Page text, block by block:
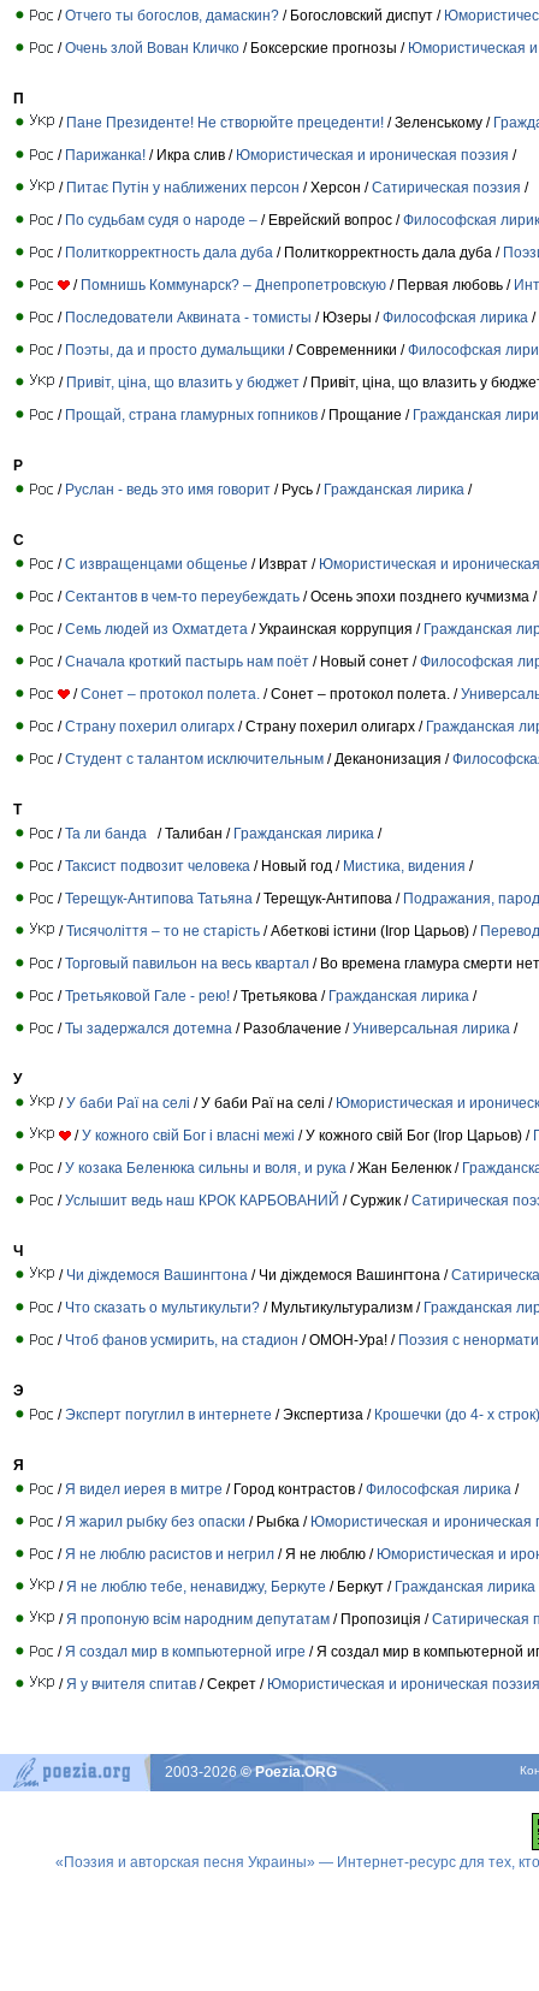
/Отчего ты богослов, дамаскин? / Богословский диспут /
/Очень злой Вован Кличко / Боксерские прогнозы / Юмористическая
П
/ Пане Президенте! Не створюйте прецеденти! / Зеленському /
/ Парижанка! / Икра слив / Юмористическая и ироническая поэзия /
/ Питає Путін у наближених персон / Херсон /Сатирическая поэзия /
/ По судьбам судя о народе – / Еврейский вопрос /Философская
/ Политкорректность дала дуба / Политкорректность дала дуба /
/ Помнишь Коммунарск? – Днепропетровскую / Первая любовь /
/ Последователи Аквината - томисты / Юзеры /Философская лирика /
/ Поэты, да и просто думальщики / Современники /Философская
/ Привіт, ціна, що влазить у бюджет / Привіт, ціна, що влазить у
/ Прощай, страна гламурных гопников / Прощание / Гражданская
Р
/ Руслан - ведь это имя говорит / Русь / Гражданская лирика /
С
/С извращенцами общенье / Изврат / Юмористическая и
/Сектантов в чем-то переубеждать / Осень эпохи позднего кучмизма /
/Семь людей из Охматдета / Украинская коррупция / Гражданская
/Сначала кроткий пастырь нам поёт / Новый сонет /Философская
/Сонет – протокол полета. / Сонет – протокол полета. /
/Страну похерил олигарх / Страну похерил олигарх / Гражданская
/Студент с талантом исключительным / Деканонизация /
Т
/Та ли банда / Талибан / Гражданская лирика /
/Таксист подвозит человека / Новый год / Мистика, видения /
/Терещук-Антипова Татьяна / Терещук-Антипова / Подражания,
/Тисячоліття – то не старість / Абеткові істини (Ігор Царьов) /
/Торговый павильон на весь квартал / Во времена гламура смерти
/Третьяковой Гале - рею! / Третьякова / Гражданская лирика /
/Ты задержался дотемна / Разоблачение /Универсальная лирика /
У
/У баби Раї на селі / У баби Раї на селі / Юмористическая и
/У кожного свій Бог і власні межі / У кожного свій Бог (Ігор Царьов) /
/У козака Беленюка сильны и воля, и рука / Жан Беленюк /
/Услышит ведь наш КРОК КАРБОВАНИЙ / Суржик /Сатирическая
Ч
/ Чи діждемося Вашингтона / Чи діждемося Вашингтона /
/ Что сказать о мультикульти? / Мультикультурализм / Гражданская
/ Чтоб фанов усмирить, на стадион / ОМОН-Ура! / Поэзия с
Э
/Эксперт погуглил в интернете / Экспертиза / Крошечки (до 4- х строк)
Я
/ Я видел иерея в митре / Город контрастов /Философская лирика /
/ Я жарил рыбку без опаски / Рыбка / Юмористическая и ироническая
/ Я не люблю расистов и негрил / Я не люблю / Юмористическая и
/ Я не люблю тебе, ненавиджу, Беркуте / Беркут / Гражданская лирика
/ Я пропоную всім народним депутатам / Пропозиція /Сатирическая
/ Я создал мир в компьютерной игре / Я создал мир в компьютерной
/ Я у вчителя спитав / Секрет / Юмористическая и ироническая поэзия
2003-2026© Poezia.ORG
«Поэзия и авторская песня Украины» — Интернет-ресурс для тех,